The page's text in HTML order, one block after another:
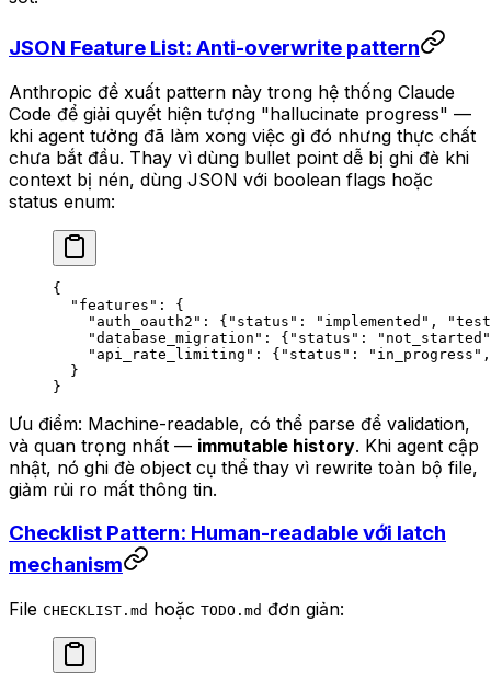
JSON Feature List: Anti-overwrite pattern
Anthropic đề xuất pattern này trong hệ thống Claude
Code để giải quyết hiện tượng "hallucinate progress" —
khi agent tưởng đã làm xong việc gì đó nhưng thực chất
chưa bắt đầu. Thay vì dùng bullet point dễ bị ghi đè khi
context bị nén, dùng JSON với boolean flags hoặc
status enum:
{
  "features"
: {
    "auth_oauth2"
: { "status" : "implemented" ,
    "database_migration"
: { "status" :
"not_started"
    "api_rate_limiting"
: { "status" : "in_progress"
  }
}
Ưu điểm: Machine-readable, có thể parse để validation,
và quan trọng nhất — immutable history. Khi agent cập
nhật, nó ghi đè object cụ thể thay vì rewrite toàn bộ file,
giảm rủi ro mất thông tin.
Checklist Pattern: Human-readable với latch
mechanism
File CHECKLIST.md hoặc TODO.md đơn giản: